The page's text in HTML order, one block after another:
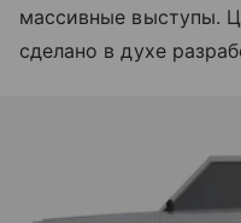
массивные выступы.
сделано в духе